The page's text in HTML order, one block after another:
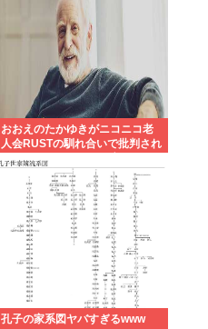
おおえのたかゆきがニコニコ老
人会RUSTの馴れ合いで批判され
てるけど、おえちゃん言うほど
孔子の家系図ヤバすぎるwww